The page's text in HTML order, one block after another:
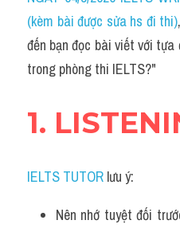
Du học Cấp Ba
Đề thi thật Task 1
Task 1
Đề thi IELTS thật
(kèm bài được sửa hs đi thi)
đến bạn đọc bài viết với
trong phòng thi IELTS?"
1.
IELTS TUTOR lưu ý:
Nên nhớ tuyệt đối